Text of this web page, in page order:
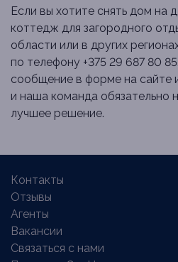
Если вы хотите снять дом на
коттедж для загородного
области или в других
по телефону +375 29 687 80
сообщение в форме на сайте
и наша команда обязательно
лучшее решение.
Контакты
Отзывы
Агенты
Вакансии
Связаться с нами